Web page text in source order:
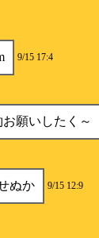
9/15 17:4
願いしたく～
ぬか 9/15 12:9